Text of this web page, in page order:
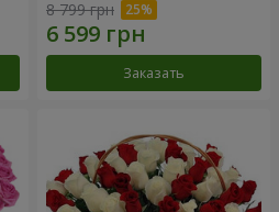
8 799 грн
Заказать